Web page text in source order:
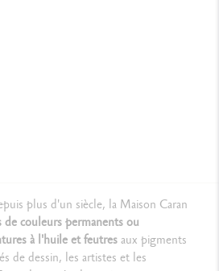
plus d'un siècle, la Maison Caran
de couleurs permanents ou
à l'huile et feutresaux pigments
de dessin, les artistes et les